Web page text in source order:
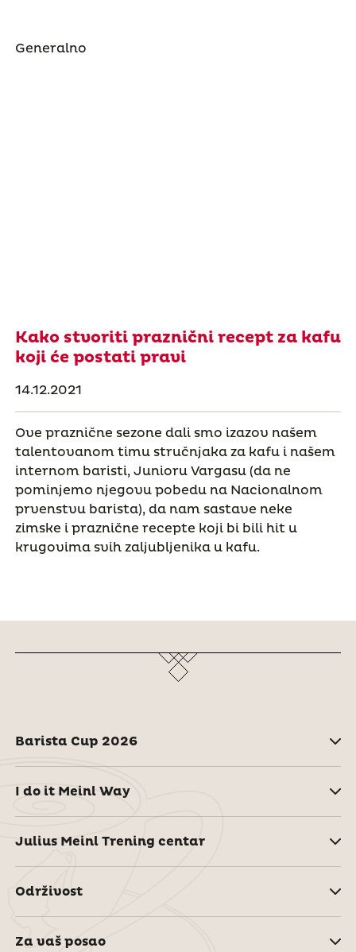
Generalno
Kako stvoriti praznični recept za kafu
koji će postati pravi
14.12.2021
Ove praznične sezone dali smo izazov našem
talentovanom timu stručnjaka za kafu i našem
internom baristi, Junioru Vargasu (da ne
pominjemo njegovu pobedu na Nacionalnom
prvenstvu barista), da nam sastave neke
zimske i praznične recepte koji bi bili hit u
krugovima svih zaljubljenika u kafu.
Barista Cup 2026
I do it Meinl Way
Julius Meinl Trening centar
Održivost
Za vaš posao